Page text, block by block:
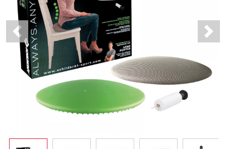
Previous Next